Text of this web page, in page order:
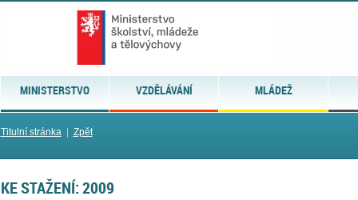
MINISTERSTVO VZDĚLÁVÁNÍ MLÁDEŽ
Titulní stránka| Zpět
KE STAŽENÍ: 2009